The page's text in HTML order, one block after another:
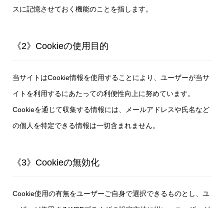
スに記憶させておく機能のことを指します。
《2》Cookieの使用目的
当サイトはCookie情報を使用することにより、ユーザーが当サ
イトを利用するにあたっての利便性向上に努めています。
Cookieを通じて収集する情報には、メールアドレスや氏名など
の個人を特定できる情報は一切含まれません。
《3》Cookieの無効化
Cookie使用の有無をユーザーご自身で選択できるものとし、ユ